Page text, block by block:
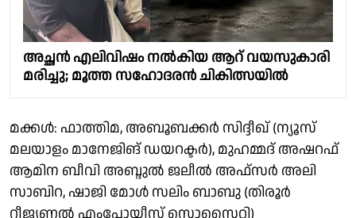
അച്ഛൻ എലിവിഷം നൽകിയ ആറ് വയസുകാരി
മരിച്ചു; മൂത്ത സഹോദരൻ ചികിത്സയിൽ
മക്കൾ: ഫാത്തിമ, അബൂബക്കർ സിദ്ദീഖ് (ന്യൂസ്
മലയാളം മാനേജിങ് ഡയറക്ടർ), മുഹമ്മദ് അഷറഫ്
ആമിന ബീവി അബ്ദുൽ ജലീൽ അഫ്സർ അലി
സാബിറ, ഷാജി മോൾ സലിം ബാബു (തിരൂർ
റീജ്യണൽ എംപ്ലോയീസ് സൊസൈറ്റി)